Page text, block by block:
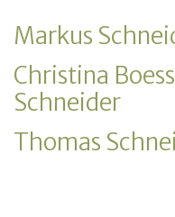
Markus
Christina
Schneider
Thomas